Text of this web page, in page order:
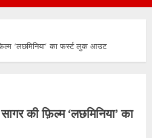
‘लछमिनिया’ का फर्स्ट लुक आउट
की फ़िल्म ‘लछमिनिया’ का